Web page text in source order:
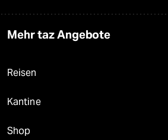
Mehr taz Angebote
Reisen
Kantine
Shop